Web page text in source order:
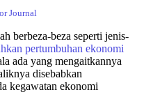
Journal
berbeza-beza seperti jenis-
pertumbuhan ekonomi
ada yang mengaitkannya
disebabkan
kegawatan ekonomi